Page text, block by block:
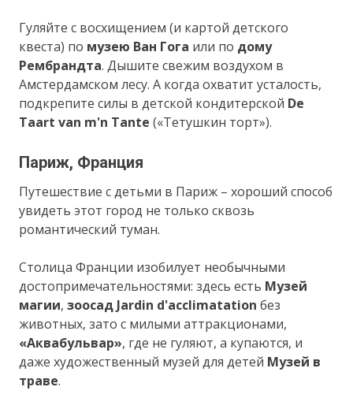
Гуляйте с восхищением (и картой детского
квеста) по музею Ван Гога или по дому
Рембрандта. Дышите свежим воздухом в
Амстердамском лесу. А когда охватит усталость,
подкрепите силы в детской кондитерской De
Taart van m'n Tante («Тетушкин торт»).
Париж, Франция
Путешествие с детьми в Париж – хороший способ
увидеть этот город не только сквозь
романтический туман.
Столица Франции изобилует необычными
достопримечательностями: здесь есть Музей
магии,зоосад Jardin d'acclimatation без
животных, зато с милыми аттракционами,
«Аквабульвар», где не гуляют, а купаются, и
даже художественный музей для детей Музей в
траве.